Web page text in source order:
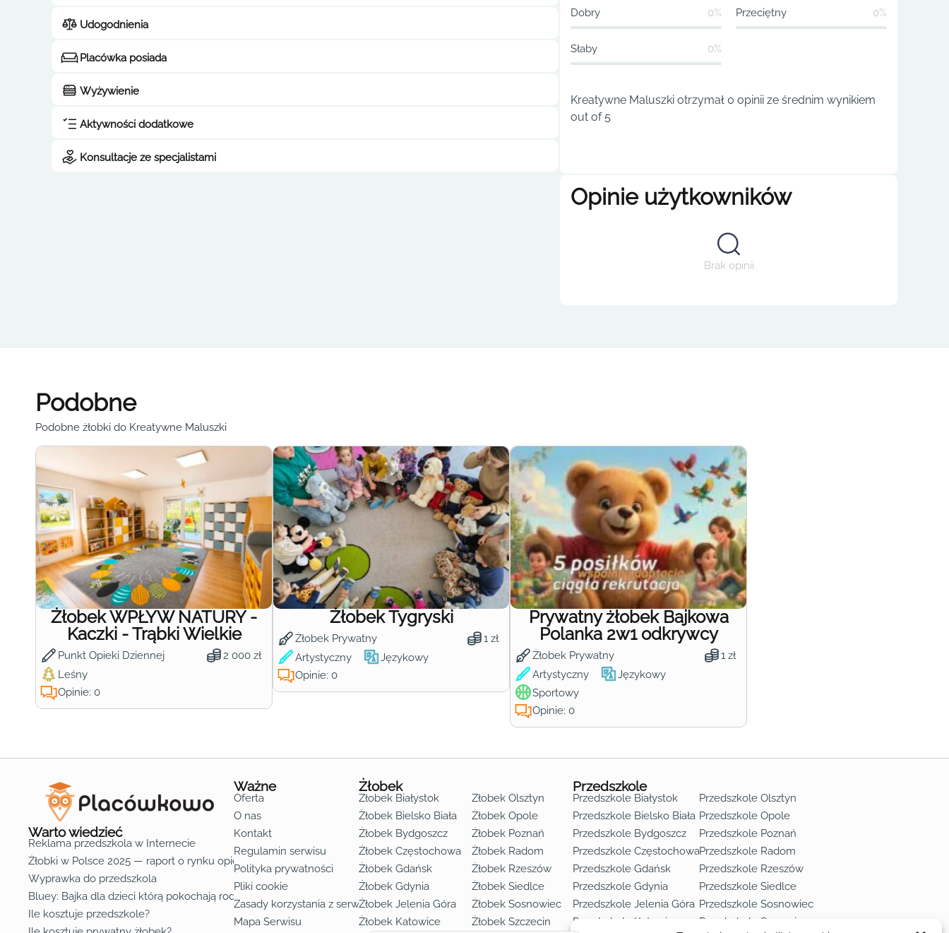
Udogodnienia
Placówka posiada
Wyżywienie
Aktywności dodatkowe
Konsultacje ze specjalistami
Dobry 0% Przeciętny 0%
Słaby 0%
Kreatywne Maluszki otrzymał 0 opinii ze średnim wynikiem
out of 5
Opinie użytkowników
Brak opinii
Podobne
Podobne żłobki do Kreatywne Maluszki
Żłobek WPŁYW NATURY -
Kaczki - Trąbki Wielkie
Punkt Opieki Dziennej 2 000 zł
Leśny
Opinie: 0
Żłobek Tygryski
Żłobek Prywatny 1 zł
Artystyczny Językowy
Opinie: 0
Prywatny żłobek Bajkowa
Polanka 2w1 odkrywcy
Żłobek Prywatny 1 zł
Artystyczny
Językowy
Sportowy
Opinie: 0
Warto wiedzieć
Reklama przedszkola w Internecie
Żłobki w Polsce 2025 — raport o rynku opieki nad dziećmi do lat 3
Wyprawka do przedszkola
Bluey: Bajka dla dzieci którą pokochają rodzice
Ile kosztuje przedszkole?
Ważne
Oferta
O nas
Kontakt
Regulamin serwisu
Polityka prywatności
Pliki cookie
Zasady korzystania z serwisu
Mapa Serwisu
Żłobek
Żłobek Białystok
Żłobek Bielsko Biała
Żłobek Bydgoszcz
Żłobek Częstochowa
Żłobek Gdańsk
Żłobek Gdynia
Żłobek Jelenia Góra
Żłobek Katowice
Żłobek Olsztyn
Żłobek Opole
Żłobek Poznań
Żłobek Radom
Żłobek Rzeszów
Żłobek Siedlce
Żłobek Sosnowiec
Żłobek Szczecin
Przedszkole
Przedszkole Białystok
Przedszkole Bielsko Biała
Przedszkole Bydgoszcz
Przedszkole Częstochowa
Przedszkole Gdańsk
Przedszkole Gdynia
Przedszkole Jelenia Góra
Przedszkole Katowice
Przedszkole Olsztyn
Przedszkole Opole
Przedszkole Poznań
Przedszkole Radom
Przedszkole Rzeszów
Przedszkole Siedlce
Przedszkole Sosnowiec
Przedszkole Szczecin